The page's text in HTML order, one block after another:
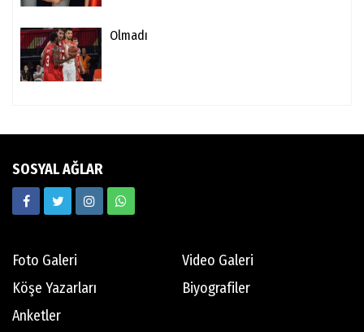
Olmadı
SOSYAL AĞLAR
Foto Galeri
Video Galeri
Köşe Yazarları
Biyografiler
Anketler